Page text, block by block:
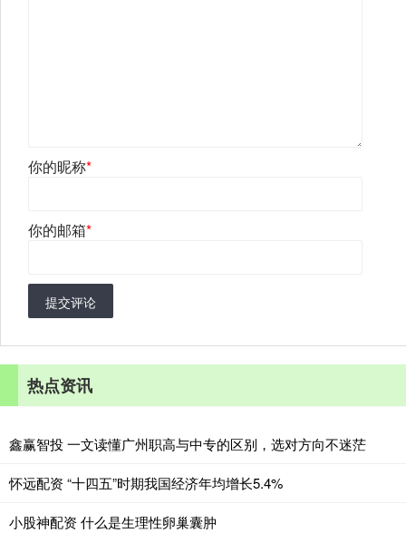
你的昵称*
你的邮箱*
提交评论
热点资讯
鑫赢智投 一文读懂广州职高与中专的区别，选对方向不迷茫
怀远配资 “十四五”时期我国经济年均增长5.4%
小股神配资 什么是生理性卵巢囊肿